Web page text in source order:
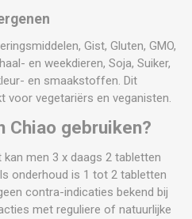
Gist, Gluten, GMO,
en weekdieren, Soja, Suiker,
en smaakstoffen. Dit
voor vegetariërs en veganisten.
Chiao gebruiken?
men 3 x daags 2 tabletten
onderhoud is 1 tot 2 tabletten
contra-indicaties bekend bij
met reguliere of natuurlijke